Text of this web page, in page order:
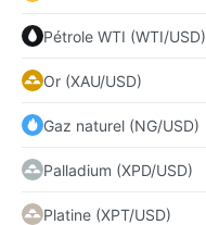
Pétrole WTI (WTI/USD)
Or (XAU/USD)
Gaz naturel (NG/USD)
Palladium (XPD/USD)
Platine (XPT/USD)